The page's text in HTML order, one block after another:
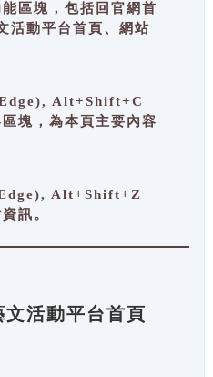
區塊，包括回官網首
活動平台首頁、網站
Alt+Shift+C
塊，為本頁主要內容
Alt+Shift+Z
訊。
活動平台首頁